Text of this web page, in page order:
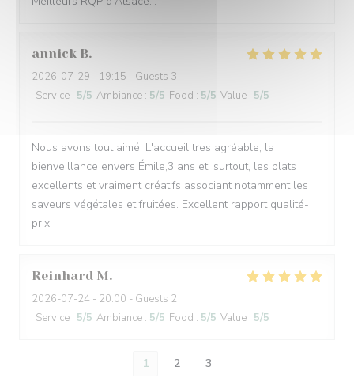
annick B
2026-07-29 - 19:15 - Guests 3
Service : 5/5 Ambiance : 5/5 Food : 5/5 Value : 5/5
Nous avons tout aimé. L'accueil tres agréable, la
bienveillance envers Émile,3 ans et, surtout, les plats
excellents et vraiment créatifs associant notamment les
saveurs végétales et fruitées. Excellent rapport qualité-
prix
Reinhard M
2026-07-24 - 20:00 - Guests 2
Service : 5/5 Ambiance : 5/5 Food : 5/5 Value : 5/5
1 2 3